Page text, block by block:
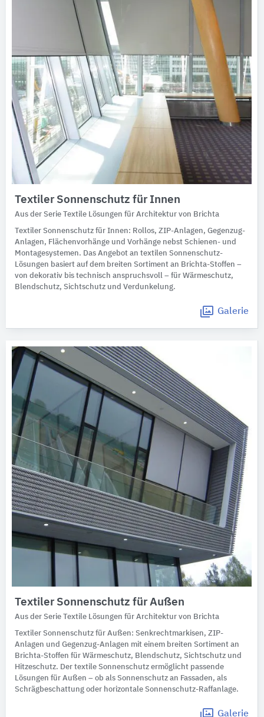
Textiler Sonnenschutz für Innen
Aus der Serie Textile Lösungen für Architektur von Brichta
Textiler Sonnenschutz für Innen: Rollos, ZIP-Anlagen, Gegenzug-
Anlagen, Flächenvorhänge und Vorhänge nebst Schienen- und
Montagesystemen. Das Angebot an textilen Sonnenschutz-
Lösungen basiert auf dem breiten Sortiment an Brichta-Stoffen –
von dekorativ bis technisch anspruchsvoll – für Wärmeschutz,
Blendschutz, Sichtschutz und Verdunkelung.
Galerie
Textiler Sonnenschutz für Außen
Aus der Serie Textile Lösungen für Architektur von Brichta
Textiler Sonnenschutz für Außen: Senkrechtmarkisen, ZIP-
Anlagen und Gegenzug-Anlagen mit einem breiten Sortiment an
Brichta-Stoffen für Wärmeschutz, Blendschutz, Sichtschutz und
Hitzeschutz. Der textile Sonnenschutz ermöglicht passende
Lösungen für Außen – ob als Sonnenschutz an Fassaden, als
Schrägbeschattung oder horizontale Sonnenschutz-Raffanlage.
Galerie